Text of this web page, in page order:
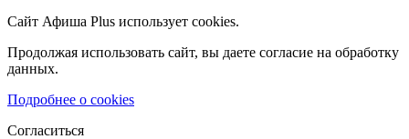
Сайт Афиша Plus использует cookies.
Продолжая использовать сайт, вы даете согласие на обработку
данных.
Подробнее о cookies
Согласиться